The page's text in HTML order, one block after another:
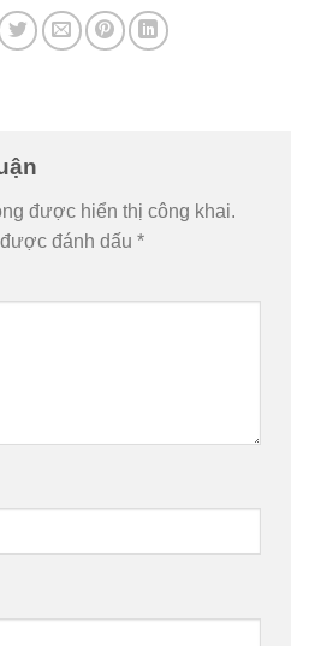
được hiển thị công khai.
đánh dấu *